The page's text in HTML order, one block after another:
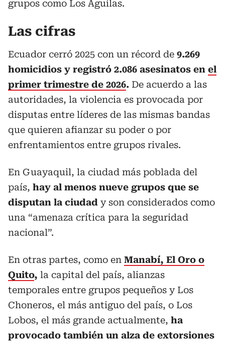
grupos como Los Águilas.
Las cifras
Ecuador cerró 2025 con un récord de 9.269
homicidios y registró 2.086 asesinatos en el
primer trimestre de 2026. De acuerdo a las
autoridades, la violencia es provocada por
disputas entre líderes de las mismas bandas
que quieren afianzar su poder o por
enfrentamientos entre grupos rivales.
En Guayaquil, la ciudad más poblada del
país, hay al menos nueve grupos que se
disputan la ciudad y son considerados como
una “amenaza crítica para la seguridad
nacional”.
En otras partes, como en Manabí, El Oro o
Quito, la capital del país, alianzas
temporales entre grupos pequeños y Los
Choneros, el más antiguo del país, o Los
Lobos, el más grande actualmente, ha
provocado también un alza de extorsiones